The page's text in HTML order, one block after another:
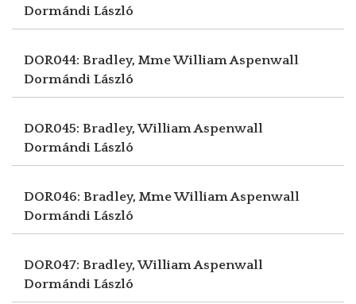
Dormándi László
DOR044: Bradley, Mme William Aspenwall
Dormándi László
DOR045: Bradley, William Aspenwall
Dormándi László
DOR046: Bradley, Mme William Aspenwall
Dormándi László
DOR047: Bradley, William Aspenwall
Dormándi László